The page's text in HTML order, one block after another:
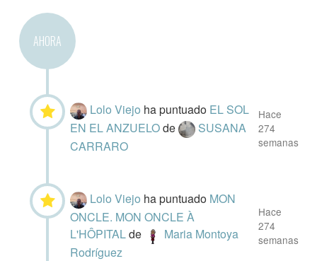
AHORA
Lolo Viejo ha puntuado EL SOL
EN EL ANZUELOde
SUSANA
CARRARO
Hace
274
semanas
Lolo Viejo ha puntuado MON
ONCLE. MON ONCLE À
L'HÔPITALde
Maria Montoya
Rodríguez
Hace
274
semanas